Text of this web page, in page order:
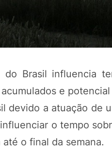
Brasil influencia
e
a atuação de
o tempo
o final da semana.